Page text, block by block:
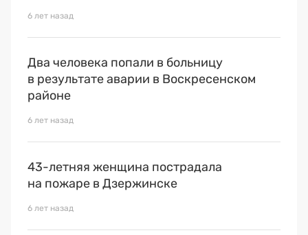
6 лет назад
Два человека попали в больницу
в результате аварии в Воскресенском
районе
6 лет назад
43-летняя женщина пострадала
на пожаре в Дзержинске
6 лет назад